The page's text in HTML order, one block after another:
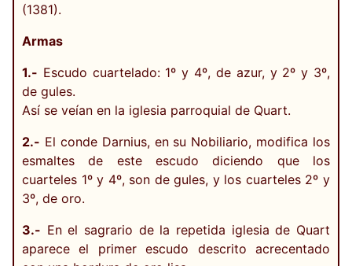
(1381).
Armas
1.- Escudo cuartelado: 1º y 4º, de azur, y 2º y 3º,
de gules.
Así se veían en la iglesia parroquial de Quart.
2.- El conde Darnius, en su Nobiliario, modifica los
esmaltes de este escudo diciendo que los
cuarteles 1º y 4º, son de gules, y los cuarteles 2º y
3º, de oro.
3.- En el sagrario de la repetida iglesia de Quart
aparece el primer escudo descrito acrecentado